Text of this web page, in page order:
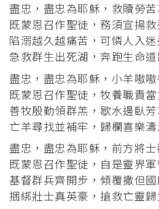
盡忠，盡忠為耶穌，救贖勞苦
既蒙恩召作聖徒，務須宣揚救
陷溺越久越痛苦，可憐人入迷
急救群生出死湖，奔跑生命
盡忠，盡忠為耶穌，小羊嗷嗷
既蒙恩召作聖徒，牧養職責當
善牧殷勤領群羔，歇水邊臥芳
亡羊尋找並補牢，歸欄喜樂
盡忠，盡忠為耶穌，前方將士
既蒙恩召作聖徒，自是靈界軍
基督群兵齊開步，傾覆撒但國
捆綁壯士真英豪，搶救亡靈